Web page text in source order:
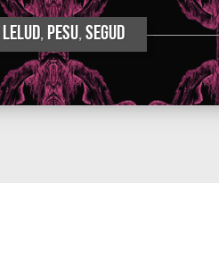
Lelud, Pesu,Segud